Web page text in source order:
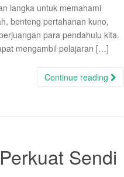
langka untuk memahami
benteng pertahanan kuno,
para pendahulu kita.
mengambil pelajaran […]
Continue reading
Sendi